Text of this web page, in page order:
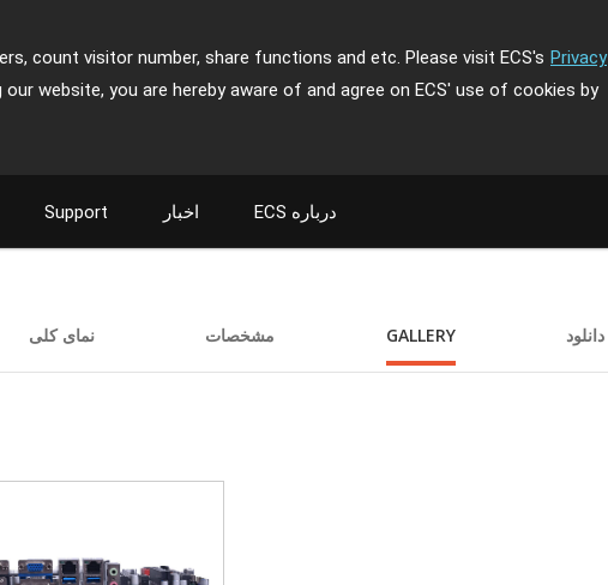
count visitor number, share functions and etc. Please visit ECS's Privacy
website, you are hereby aware of and agree on ECS' use of cookies by
Support اخبار ECS درباره
نمای کلی مشخصات GALLERY دانلود